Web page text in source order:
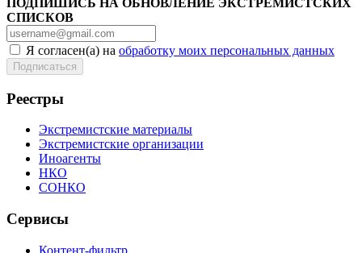
СПИСКОВ
Я согласен(а) на обработку моих персональных данных
Реестры
Экстремистские материалы
Экстремистские организации
Иноагенты
НКО
СОНКО
Сервисы
Контент-фильтр